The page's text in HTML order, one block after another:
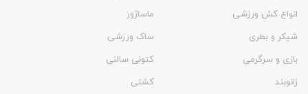
انواع کش ورزشی
ماساژور
شیکر و بطری
ساک ورزشی
بازی و سرگرمی
کتونی سالنی
زانوبند
کشتی